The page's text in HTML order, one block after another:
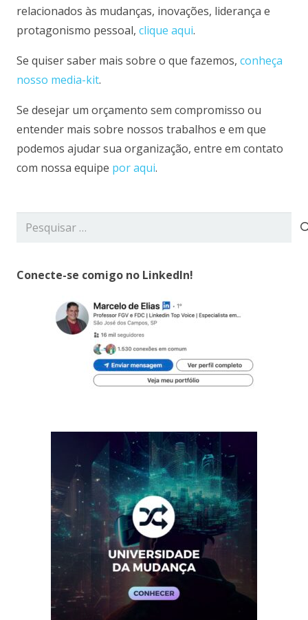
relacionados às mudanças, inovações, liderança e
protagonismo pessoal, clique aqui.
Se quiser saber mais sobre o que fazemos, conheça
nosso media-kit.
Se desejar um orçamento sem compromisso ou
entender mais sobre nossos trabalhos e em que
podemos ajudar sua organização, entre em contato
com nossa equipe por aqui.
Pesquisar
Conecte-se comigo no LinkedIn!